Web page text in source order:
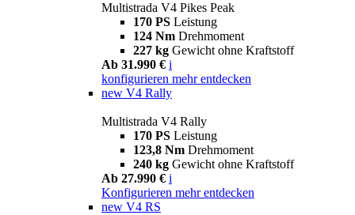
Multistrada V4 Pikes Peak
170 PS Leistung
124 Nm Drehmoment
227 kg Gewicht ohne Kraftstoff
Ab 31.990 € i
konfigurieren mehr entdecken
new V4 Rally
Multistrada V4 Rally
170 PS Leistung
123,8 Nm Drehmoment
240 kg Gewicht ohne Kraftstoff
Ab 27.990 € i
Konfigurieren mehr entdecken
new V4 RS